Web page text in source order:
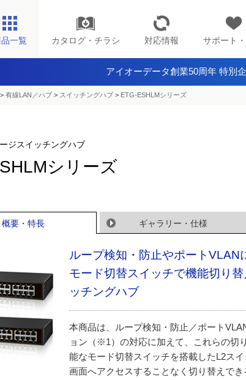
一覧 カタログ・チラシ 対応情報 サポート
アイオーデータ創業50周年 特別
> 有線LAN／ハブ > スイッチングハブ > ETG-ESHLMシリーズ
ジスイッチングハブ
シリーズ
概要・特長 ギャラリー・仕様
ループ検知・防止やポートVLAN
モード切替スイッチで機能切り
ッチングハブ
本商品は、ループ検知・防止／ポート
ョン（※1）の対応に加えて、これらの切
能なモード切替スイッチを搭載したL2ス
画面へアクセスすることなく切り替えで